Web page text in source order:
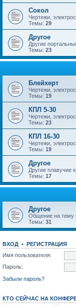
Сокол
Чертежи,
Темы: 29
Другое
Другие
Темы: 23
Блейхерт
Чертежи,
Темы: 19
КПЛ 5-30
Чертежи,
Темы: 23
КПЛ 16-30
Чертежи,
Темы: 19
Другое
Другие плавучие
Темы: 17
Другое
Общение на тему
Темы: 31
ВХОД • РЕГИСТРАЦИЯ
Имя пользователя:
Пароль:
Забыли пароль?
КТО СЕЙЧАС НА